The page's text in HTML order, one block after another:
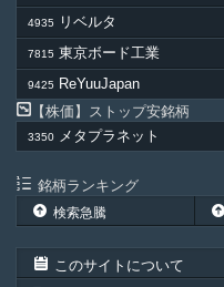
4935 リベルタ
7815 東京ボード工業
9425
ReYuuJapan
株価
ストップ安銘柄
3350 メタプラネット
銘柄ランキング
検索急騰
このサイトについて